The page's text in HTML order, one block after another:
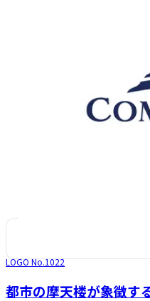
LOGO No.1022
都市の摩天楼が象徴す